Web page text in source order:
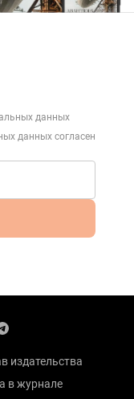
данных
данных согласен
издательства
в журнале